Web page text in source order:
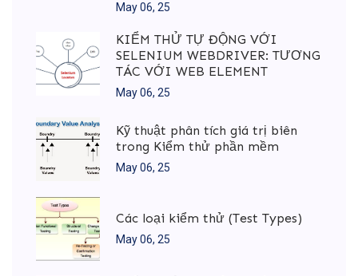
May 06, 25
KIỂM THỬ TỰ ĐỘNG VỚI
SELENIUM WEBDRIVER: TƯƠNG
TÁC VỚI WEB ELEMENT
May 06, 25
Kỹ thuật phân tích giá trị biên
trong Kiểm thử phần mềm
May 06, 25
Các loại kiểm thử (Test Types)
May 06, 25